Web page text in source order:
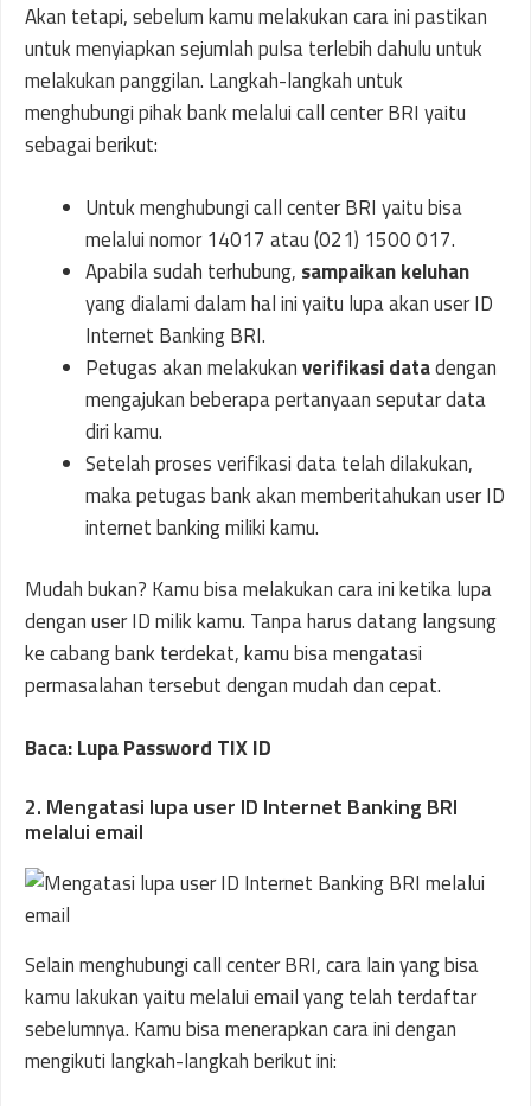
Akan tetapi, sebelum kamu melakukan cara ini pastikan
untuk menyiapkan sejumlah pulsa terlebih dahulu untuk
melakukan panggilan. Langkah-langkah untuk
menghubungi pihak bank melalui call center BRI yaitu
sebagai berikut:
Untuk menghubungi call center BRI yaitu bisa
melalui nomor 14017 atau (021) 1500 017.
Apabila sudah terhubung, sampaikan keluhan
yang dialami dalam hal ini yaitu lupa akan user ID
Internet Banking BRI.
Petugas akan melakukanverifikasi datadengan
mengajukan beberapa pertanyaan seputar data
diri kamu.
Setelah proses verifikasi data telah dilakukan,
maka petugas bank akan memberitahukan user ID
internet banking miliki kamu.
Mudah bukan? Kamu bisa melakukan cara ini ketika lupa
dengan user ID milik kamu. Tanpa harus datang langsung
ke cabang bank terdekat, kamu bisa mengatasi
permasalahan tersebut dengan mudah dan cepat.
Baca: Lupa Password TIX ID
2. Mengatasi lupa user ID Internet Banking BRI
melalui email
Selain menghubungi call center BRI, cara lain yang bisa
kamu lakukan yaitu melalui email yang telah terdaftar
sebelumnya. Kamu bisa menerapkan cara ini dengan
mengikuti langkah-langkah berikut ini: